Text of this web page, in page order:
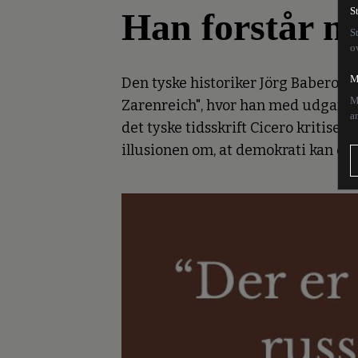
Han forstår
Den tyske historiker Jörg
Zarenreich", hvor han med
det tyske tidsskrift Cicero
illusionen om, at demokrati kan